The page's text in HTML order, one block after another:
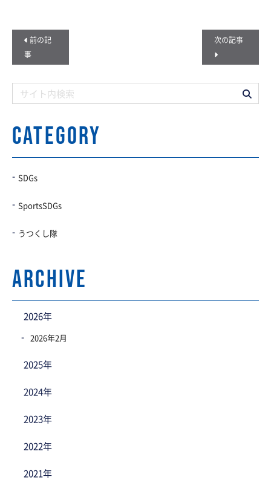
前の記
事
次の記事
CATEGORY
SDGs
SportsSDGs
うつくし隊
archive
2026年
2026年2月
2025年
2024年
2023年
2022年
2021年